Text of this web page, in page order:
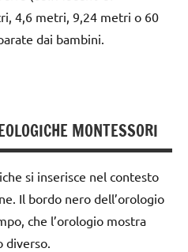
4,6 metri, 9,24 metri o 60
dai bambini.
MONTESSORI
si inserisce nel contesto
Il bordo nero dell’orologio
che l’orologio mostra
diverso.